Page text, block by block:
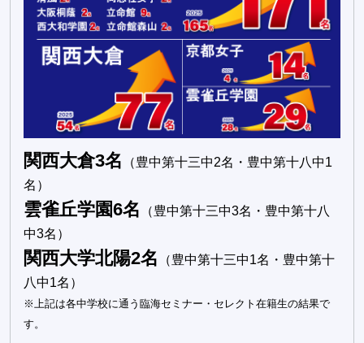
関西大倉3名
（豊中第十三中2名・豊中第十八中1
名）
雲雀丘学園6名
（豊中第十三中3名・豊中第十八
中3名）
関西大学北陽2名
（豊中第十三中1名・豊中第十
八中1名）
※上記は各中学校に通う臨海セミナー・セレクト在籍生の結果で
す。